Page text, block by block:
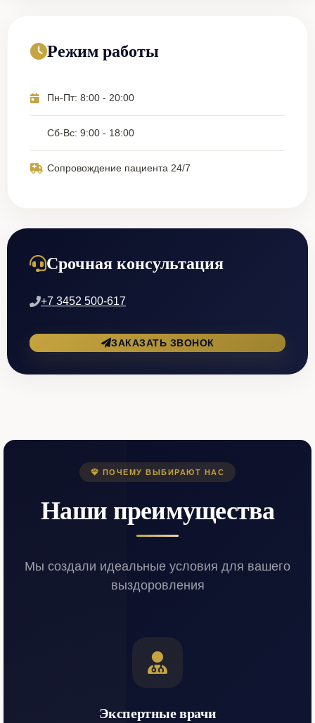
Режим работы
Пн-Пт: 8:00 - 20:00
Сб-Вс: 9:00 - 18:00
Сопровождение пациента 24/7
Срочная консультация
+7 3452 500-617
ЗАКАЗАТЬ ЗВОНОК
ПОЧЕМУ ВЫБИРАЮТ НАС
Наши преимущества
Мы создали идеальные условия для вашего
выздоровления
Экспертные врачи